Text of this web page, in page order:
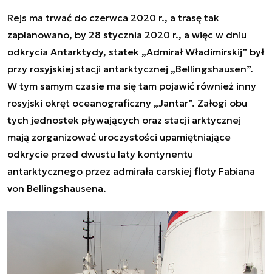
Rejs ma trwać do czerwca 2020 r., a trasę tak
zaplanowano, by 28 stycznia 2020 r., a więc w dniu
odkrycia Antarktydy, statek „Admirał Władimirskij” był
przy rosyjskiej stacji antarktycznej „Bellingshausen”.
W tym samym czasie ma się tam pojawić również inny
rosyjski okręt oceanograficzny „Jantar”. Załogi obu
tych jednostek pływających oraz stacji arktycznej
mają zorganizować uroczystości upamiętniające
odkrycie przed dwustu laty kontynentu
antarktycznego przez admirała carskiej floty Fabiana
von Bellingshausena.